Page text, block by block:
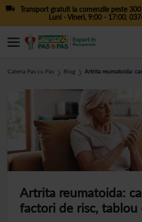
Transport gratuit la comenzile peste 300
Luni - Vineri, 9:00 - 17:00,
Catena Pas cu Pas ❯ Blog ❯ Artrita reumatoida:
Artrita reumatoida:
factori de risc, tablou